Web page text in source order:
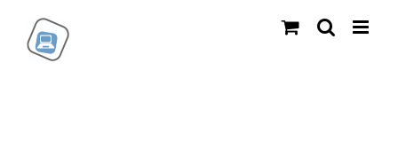
Inhalt
springen